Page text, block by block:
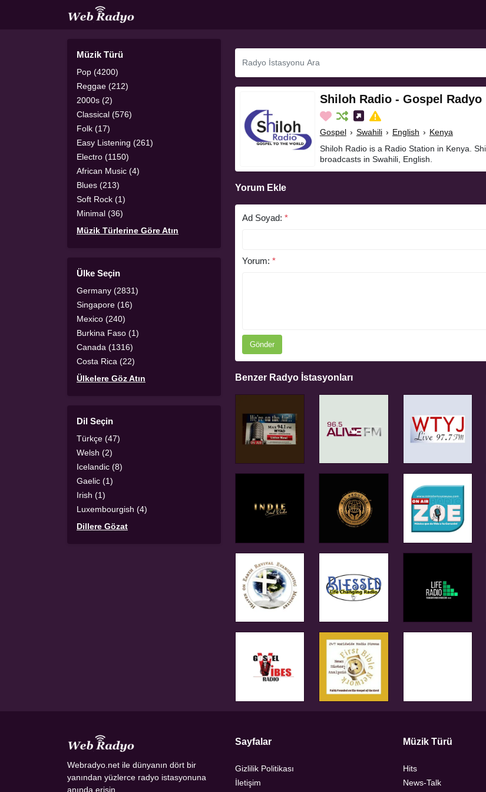
Müzik Türü
Pop (4200)
Reggae (212)
2000s (2)
Classical (576)
Folk (17)
Easy Listening (261)
Electro (1150)
African Music (4)
Blues (213)
Soft Rock (1)
Minimal (36)
Müzik Türlerine Göre Atın
Ülke Seçin
Germany (2831)
Singapore (16)
Mexico (240)
Burkina Faso (1)
Canada (1316)
Costa Rica (22)
Ülkelere Göz Atın
Dil Seçin
Türkçe (47)
Welsh (2)
Icelandic (8)
Gaelic (1)
Irish (1)
Luxembourgish (4)
Dillere Gözat
Shiloh Radio - Gospel Radyo
Gospel › Swahili › English › Kenya
Shiloh Radio is a Radio Station in Kenya.
broadcasts in Swahili, English.
Yorum Ekle
Ad Soyad: *
Yorum: *
Gönder
Benzer Radyo İstasyonları
Webradyo.net ile dünyanın dört bir
yanından yüzlerce radyo istasyonuna
anında erişin.
Sayfalar
Gizlilik Politikası
İletişim
Müzik Türü
Hits
News-Talk